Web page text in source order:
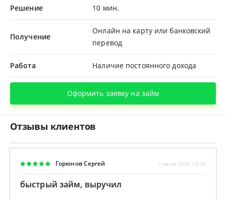
Решение 10 мин.
Получение
Онлайн на карту или банковский
перевод
Работа Наличие постоянного дохода
Оформить заявку на займ
Отзывы клиентов
Горюнов Сергей 1 июля 2025 10:25
быстрый займ, выручил